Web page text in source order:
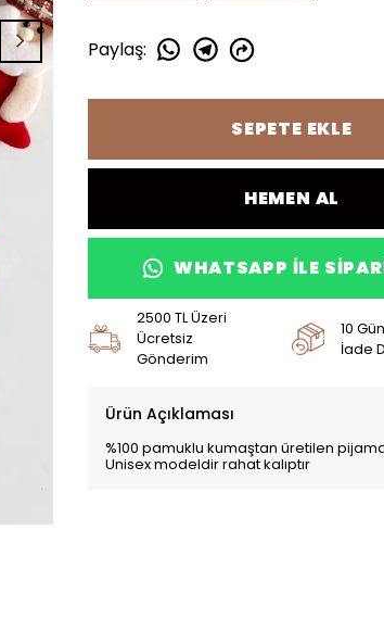
Paylaş:
SEPETE EKLE
HEMEN AL
WHATSAPP ILE
2500 TL Üzeri
Ücretsiz
Gönderim
10
İade
Ürün Açıklaması
%100 pamuklu kumaştan üretilen pijama
Unisex modeldir rahat kalıptır